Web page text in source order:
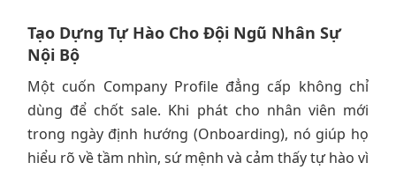
Tạo Dựng Tự Hào Cho Đội Ngũ Nhân Sự
Nội Bộ
Một cuốn Company Profile đẳng cấp không chỉ
dùng để chốt sale. Khi phát cho nhân viên mới
trong ngày định hướng (Onboarding), nó giúp họ
hiểu rõ về tầm nhìn, sứ mệnh và cảm thấy tự hào vì